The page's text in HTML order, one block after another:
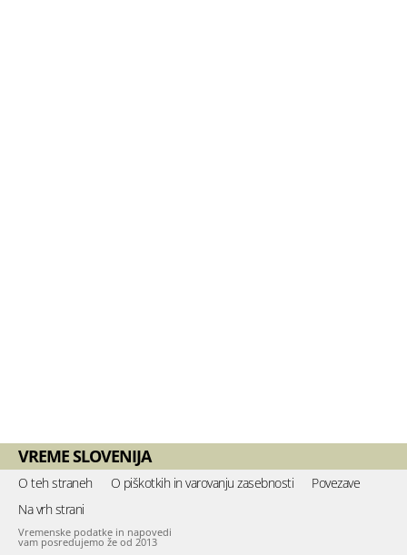
VREME SLOVENIJA
O teh straneh O piškotkih in varovanju zasebnosti
Povezave
Na vrh strani
Vremenske podatke in napovedi
vam posredujemo že od 2013